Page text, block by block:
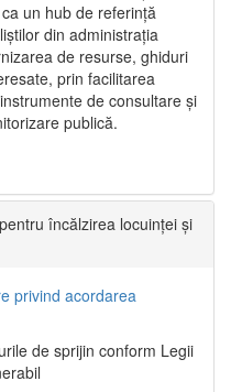
un hub de referință
din administrația
de resurse, ghiduri
prin facilitarea
de consultare și
publică.
încălzirea locuinței și
privind acordarea
de sprijin conform Legii